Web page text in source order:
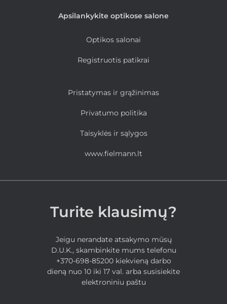
Apsilankykite optikose salone
Optikos salonai
Registruotis patikrai
Pristatymas ir grąžinimas
Privatumo politika
Taisyklės ir sąlygos
www.fielmann.lt
Turite klausimų?
Jeigu nerandate atsakymo mūsų
D.U.K., skambinkite mums telefonu
+370-698-85200 kiekvieną darbo
dieną nuo 10 iki 17 val. arba susisiekite
elektroniniu paštu